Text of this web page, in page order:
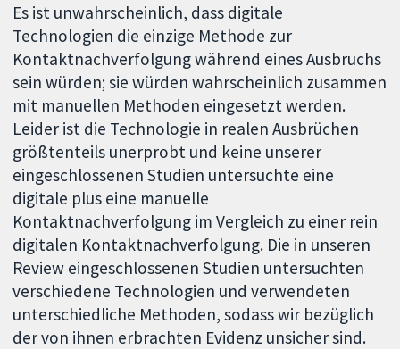
Es ist unwahrscheinlich, dass digitale
Technologien die einzige Methode zur
Kontaktnachverfolgung während eines Ausbruchs
sein würden; sie würden wahrscheinlich zusammen
mit manuellen Methoden eingesetzt werden.
Leider ist die Technologie in realen Ausbrüchen
größtenteils unerprobt und keine unserer
eingeschlossenen Studien untersuchte eine
digitale plus eine manuelle
Kontaktnachverfolgung im Vergleich zu einer rein
digitalen Kontaktnachverfolgung. Die in unseren
Review eingeschlossenen Studien untersuchten
verschiedene Technologien und verwendeten
unterschiedliche Methoden, sodass wir bezüglich
der von ihnen erbrachten Evidenz unsicher sind.